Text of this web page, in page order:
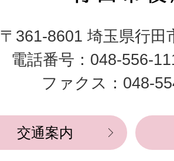
市
役
所
〒361-8601 埼玉県行田
電話番号：048-556-
ファクス：048-
交通案内